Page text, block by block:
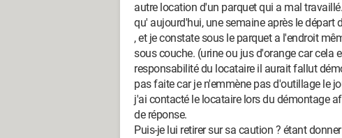
autre location d'un parquet qui a mal
qu' aujourd'hui, une semaine après le départ
, et je constate sous le parquet a l'endroit
sous couche. (urine ou jus d'orange car cela
responsabilité du locataire il aurait fallut
pas faite car je n'emmène pas d'outillage le
j'ai contacté le locataire lors du démontage
de réponse.
Puis-je lui retirer sur sa caution ? étant